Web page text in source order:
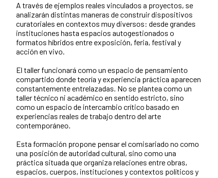
A través de ejemplos reales vinculados a proyectos, se
analizarán distintas maneras de construir dispositivos
curatoriales en contextos muy diversos: desde grandes
instituciones hasta espacios autogestionados o
formatos híbridos entre exposición, feria, festival y
acción en vivo.
El taller funcionará como un espacio de pensamiento
compartido donde teoría y experiencia práctica aparecen
constantemente entrelazadas. No se plantea como un
taller técnico ni académico en sentido estricto, sino
como un espacio de intercambio crítico basado en
experiencias reales de trabajo dentro del arte
contemporáneo.
Esta formación propone pensar el comisariado no como
una posición de autoridad cultural, sino como una
práctica situada que organiza relaciones entre obras,
espacios, cuerpos, instituciones y contextos políticos y